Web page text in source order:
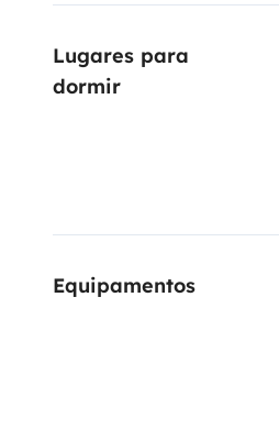
optimisé.Idéal pour les
escapades.
Pourquoi
permet de voyager plus
facilement. Son
Lugares para
dormir
Equipamentos